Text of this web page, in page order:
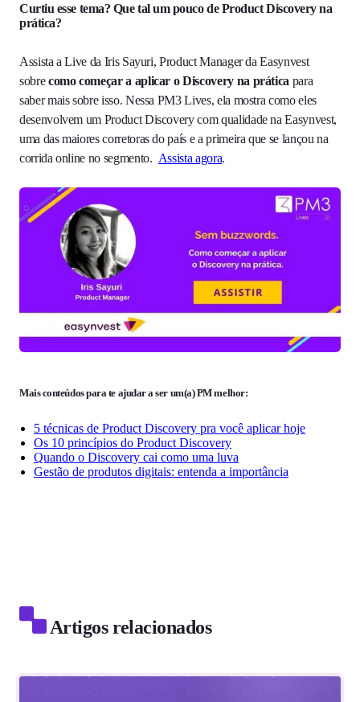
Curtiu esse tema? Que tal um pouco deProduct Discovery na
prática?
Assista a Live da Iris Sayuri, Product Manager da Easynvest
sobrecomo começar a aplicar o Discovery na prática para
saber mais sobre isso. Nessa PM3 Lives, ela mostra como eles
desenvolvem um Product Discovery com qualidade na Easynvest,
uma das maiores corretoras do país e a primeira que se lançou na
corrida online no segmento. Assista agora.
Mais conteúdos para te ajudar a ser um(a) PM melhor:
5 técnicas de Product Discovery pra você aplicar hoje
Os 10 princípios do Product Discovery
Quando o Discovery cai como uma luva
Gestão de produtos digitais: entenda a importância
Artigos relacionados